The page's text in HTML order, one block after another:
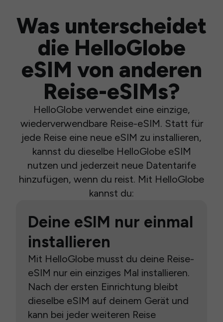
Was unterscheidet
die HelloGlobe
eSIM von anderen
Reise-eSIMs?
HelloGlobe verwendet eine einzige,
wiederverwendbare Reise-eSIM. Statt für
jede Reise eine neue eSIM zu installieren,
kannst du dieselbe HelloGlobe eSIM
nutzen und jederzeit neue Datentarife
hinzufügen, wenn du reist. Mit HelloGlobe
kannst du:
Deine eSIM nur einmal
installieren
Mit HelloGlobe musst du deine Reise-
eSIM nur ein einziges Mal installieren.
Nach der ersten Einrichtung bleibt
dieselbe eSIM auf deinem Gerät und
kann bei jeder weiteren Reise